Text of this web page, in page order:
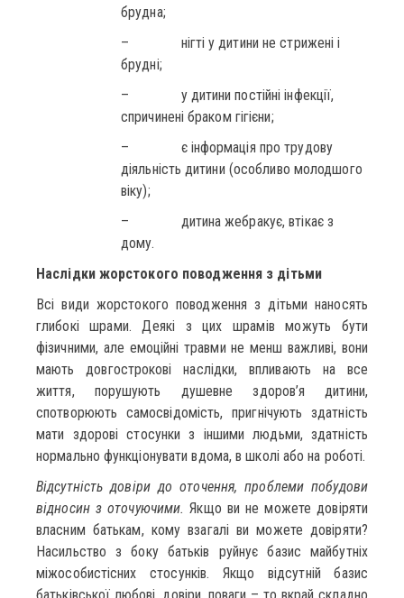
брудна;
– нігті у дитини не стрижені і
брудні;
– у дитини постійні інфекції,
спричинені браком гігієни;
– є інформація про трудову
діяльність дитини (особливо молодшого
віку);
– дитина жебракує, втікає з
дому.
Наслідки жорстокого поводження з дітьми
Всі види жорстокого поводження з дітьми наносять
глибокі шрами. Деякі з цих шрамів можуть бути
фізичними, але емоційні травми не менш важливі, вони
мають довгострокові наслідки, впливають на все
життя, порушують душевне здоров’я дитини,
спотворюють самосвідомість, пригнічують здатність
мати здорові стосунки з іншими людьми, здатність
нормально функціонувати вдома, в школі або на роботі.
Відсутність довіри до оточення, проблеми побудови
відносин з оточуючими. Якщо ви не можете довіряти
власним батькам, кому взагалі ви можете довіряти?
Насильство з боку батьків руйнує базис майбутніх
міжособистісних стосунків. Якщо відсутній базис